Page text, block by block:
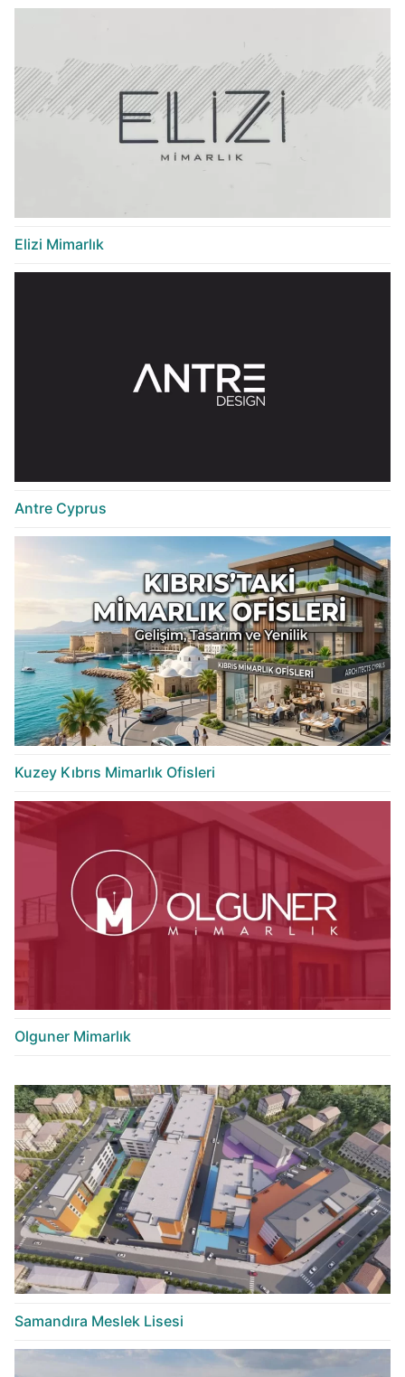
Elizi Mimarlık
Antre Cyprus
Kuzey Kıbrıs Mimarlık Ofisleri
Olguner Mimarlık
Samandıra Meslek Lisesi